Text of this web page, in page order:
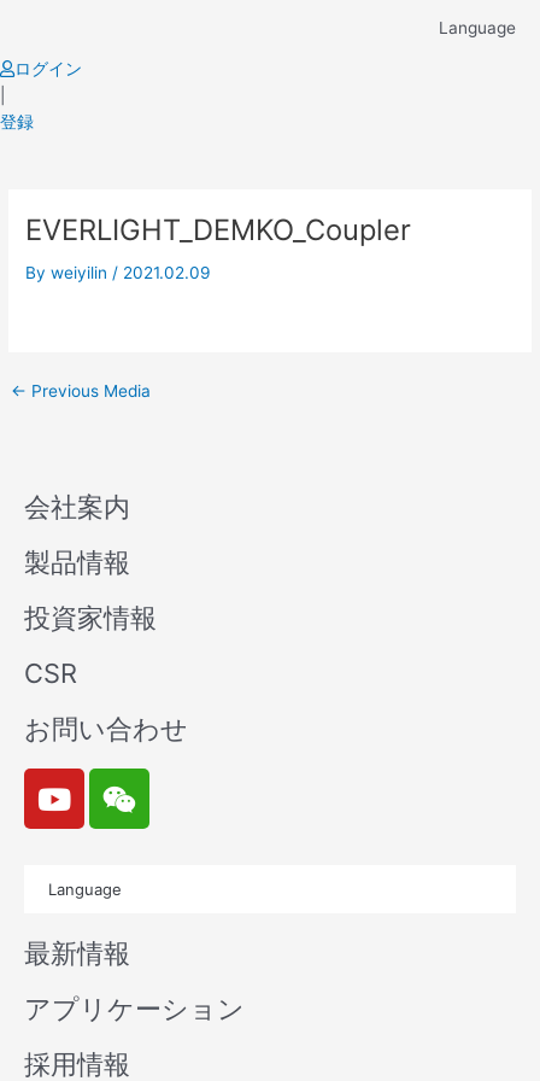
content
Language
ログイン
登録
EVERLIGHT_DEMKO_Coupler
Byweiyilin / 2021.02.09
navigation
← Previous Media
会社案内
製品情報
投資家情報
CSR
お問い合わせ
Y
o
u
b
e
W
e
i
n
Language
最新情報
アプリケーション
採用情報